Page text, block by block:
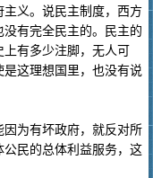
义。说民主制度，西方
有完全民主的。民主的
有多少注脚，无人可
这理想国里，也没有说
为有坏政府，就反对所
民的总体利益服务，这